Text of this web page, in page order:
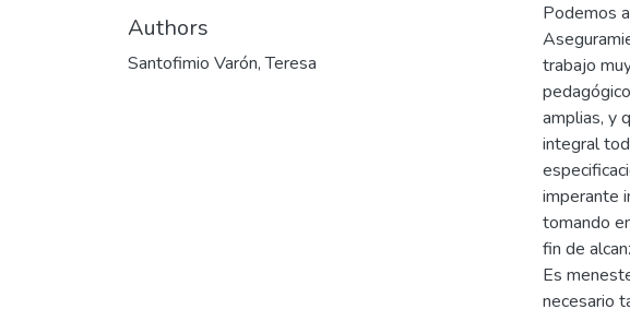
Authors
Santofimio Varón, Teresa
Podemos
trabajo
amplias, y
integral
imperante
tomando
fin de
Es
necesario